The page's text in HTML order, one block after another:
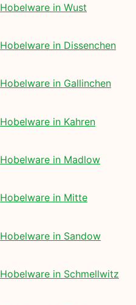
Hobelware in Wust
Hobelware in Dissenchen
Hobelware in Gallinchen
Hobelware in Kahren
Hobelware in Madlow
Hobelware in Mitte
Hobelware in Sandow
Hobelware in Schmellwitz